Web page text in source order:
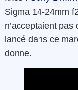
Sigma 14-24mm
n’acceptaient pas
lancé dans ce
donne.